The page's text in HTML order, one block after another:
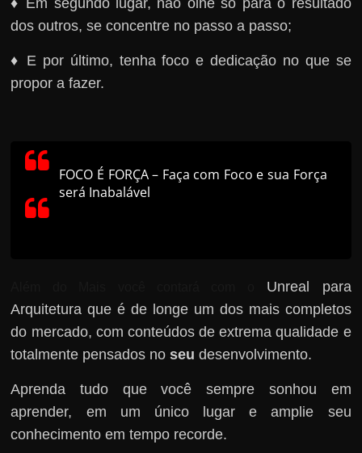
dos outros, se concentre no passo a passo;
♦ E por último, tenha foco e dedicação no que se
propor a fazer.
FOCO É FORÇA – Faça com Foco e sua Força
será Inabalável
Unreal para
Arquitetura que é de longe um dos mais completos
do mercado, com conteúdos de extrema qualidade e
totalmente pensados noseu desenvolvimento.
Aprenda tudo que você sempre sonhou em
aprender, em um único lugar e amplie seu
conhecimento em tempo recorde.